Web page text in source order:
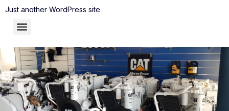
Just another WordPress site